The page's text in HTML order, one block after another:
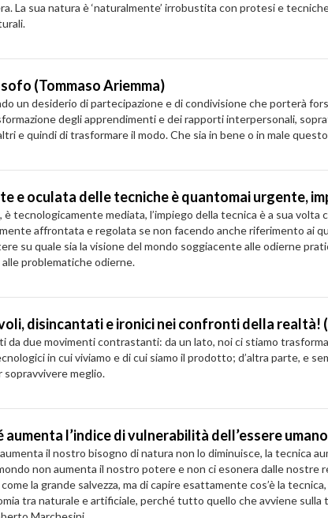
La sua natura è ‘naturalmente’ irrobustita con protesi e
(Tommaso Ariemma)
un desiderio di partecipazione e di condivisione che porterà
degli apprendimenti e dei rapporti interpersonali,
e quindi di trasformare il modo. Che sia in bene o in male
e oculata delle tecniche è quantomai urgente,
è tecnologicamente mediata, l’impiego della tecnica è a sua
affrontata e regolata se non facendo anche riferimento ai
su quale sia la visione del mondo soggiacente alle odierne
problematiche odierne.
disincantati e ironici nei confronti della realtà!
da due movimenti contrastanti: da un lato, noi ci stiamo
in cui viviamo e di cui siamo il prodotto; d’altra parte, e
sopravvivere meglio.
l’indice di vulnerabilità dell’essere
il nostro bisogno di natura non lo diminuisce, la tecnica
non aumenta il nostro potere e non ci esonera dalle nostre
la grande salvezza, ma di capire esattamente cos’è la
tra naturale e artificiale, perché tutto quello che avviene